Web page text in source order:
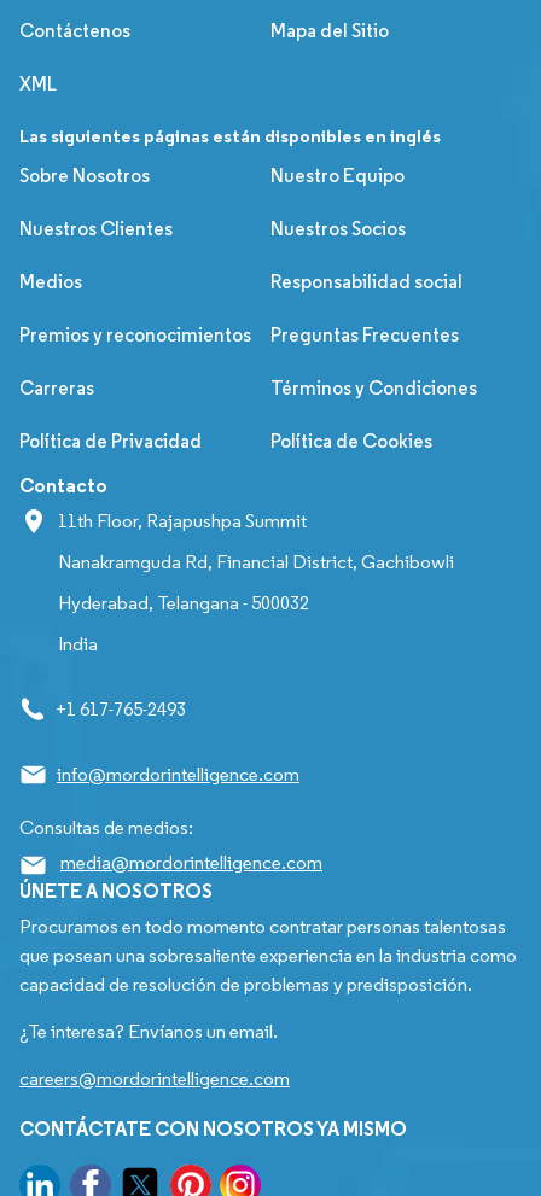
Contáctenos Mapa del Sitio
XML
Las siguientes páginas están disponibles en inglés
Sobre Nosotros
Nuestro Equipo
Nuestros Clientes Nuestros Socios
Medios Responsabilidad social
Premios y reconocimientos Preguntas Frecuentes
Carreras Términos y Condiciones
Política de Privacidad Política de Cookies
Contacto
11th Floor, Rajapushpa Summit
Nanakramguda Rd, Financial District, Gachibowli
Hyderabad, Telangana - 500032
India
+1 617-765-2493
info@mordorintelligence.com
Consultas de medios:
media@mordorintelligence.com
ÚNETE A NOSOTROS
Procuramos en todo momento contratar personas talentosas
que posean una sobresaliente experiencia en la industria como
capacidad de resolución de problemas y predisposición.
¿Te interesa? Envíanos un email.
careers@mordorintelligence.com
CONTÁCTATE CON NOSOTROS YA MISMO